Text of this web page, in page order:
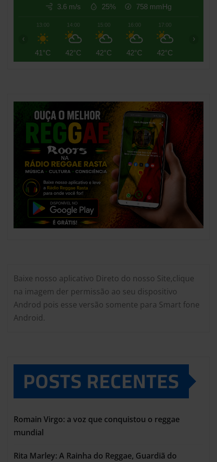
3.6 m/s 25% 758 mmHg
13:00
41°C
14:00
42°C
15:00
42°C
16:00
42°C
17:00
42°C
‹ ›
Baixe nosso aplicativo Direto do nosso Site,clique
na imagem der permissão ao seu dispositivo
Androd pois esse versão somente para Smart fone
Android.
POSTS RECENTES
Romain Virgo: a voz que conquistou o reggae
mundial
Rita Marley: A Rainha do Reggae, Guardiã do